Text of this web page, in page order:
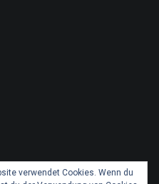
verwendet Cookies. Wenn du